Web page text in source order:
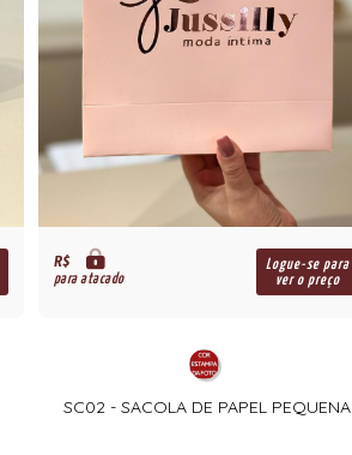
R$
para atacado
Logue-se para
ver o preço
SC02 - SACOLA DE PAPEL PEQUENA